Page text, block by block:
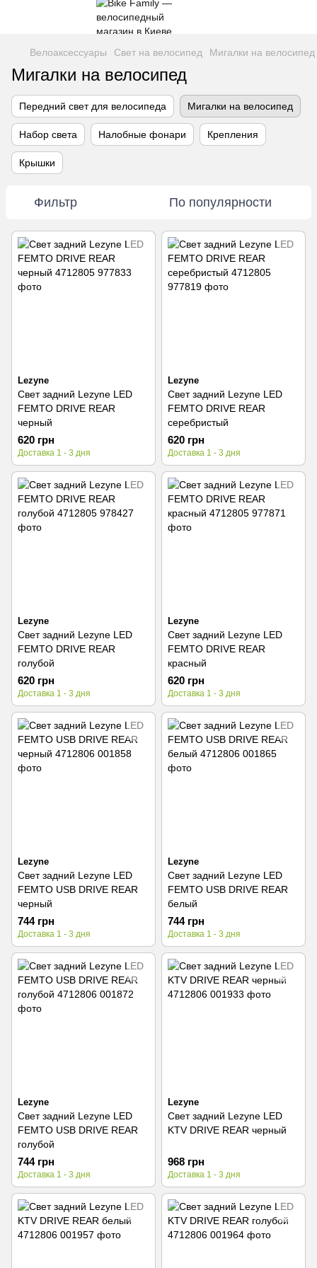
Велоаксессуары Свет на велосипед Мигалки на велосипед
Мигалки на велосипед
Передний свет для велосипеда Мигалки на велосипед
Набор света Налобные фонари Крепления
Крышки
Фильтр По популярности
Lezyne
Свет задний Lezyne LED
FEMTO DRIVE REAR
черный
620 грн
Доставка 1 - 3 дня
Lezyne
Свет задний Lezyne LED
FEMTO DRIVE REAR
серебристый
620 грн
Доставка 1 - 3 дня
Lezyne
Свет задний Lezyne LED
FEMTO DRIVE REAR
голубой
620 грн
Доставка 1 - 3 дня
Lezyne
Свет задний Lezyne LED
FEMTO DRIVE REAR
красный
620 грн
Доставка 1 - 3 дня
Lezyne
Свет задний Lezyne LED
FEMTO USB DRIVE REAR
черный
744 грн
Доставка 1 - 3 дня
Lezyne
Свет задний Lezyne LED
FEMTO USB DRIVE REAR
белый
744 грн
Доставка 1 - 3 дня
Lezyne
Свет задний Lezyne LED
FEMTO USB DRIVE REAR
голубой
744 грн
Доставка 1 - 3 дня
Lezyne
Свет задний Lezyne LED
KTV DRIVE REAR черный
968 грн
Доставка 1 - 3 дня